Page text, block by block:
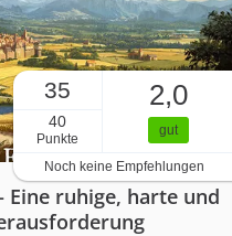
35
40
Punkte
2,0
gut
Noch keine Empfehlungen
Eine ruhige, harte und